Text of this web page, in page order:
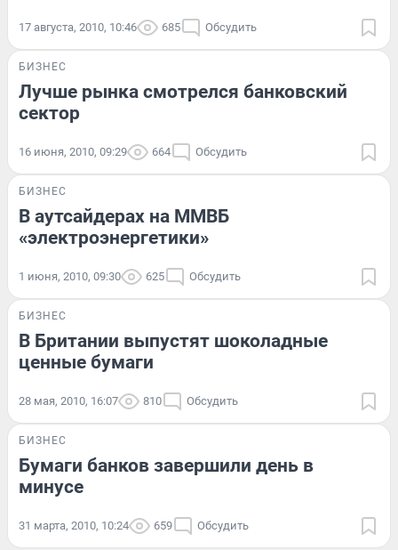
17 августа, 2010, 10:46 685 Обсудить
БИЗНЕС
Лучше рынка смотрелся банковский
сектор
16 июня, 2010, 09:29 664 Обсудить
БИЗНЕС
В аутсайдерах на ММВБ
«электроэнергетики»
1 июня, 2010, 09:30 625 Обсудить
БИЗНЕС
В Британии выпустят шоколадные
ценные бумаги
28 мая, 2010, 16:07 810 Обсудить
БИЗНЕС
Бумаги банков завершили день в
минусе
31 марта, 2010, 10:24 659 Обсудить